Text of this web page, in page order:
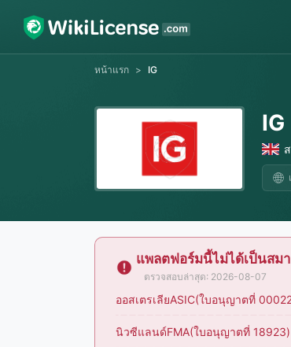
หน้าแรก > IG
IG
แพลตฟอร์มนี้ไม่ได้เป็นสม
ตรวจสอบล่าสุด: 2026-08-07
ออสเตรเลียASIC(ใบอนุญาตที่
นิวซีแลนด์FMA(ใบอนุญาตที่ 18923)